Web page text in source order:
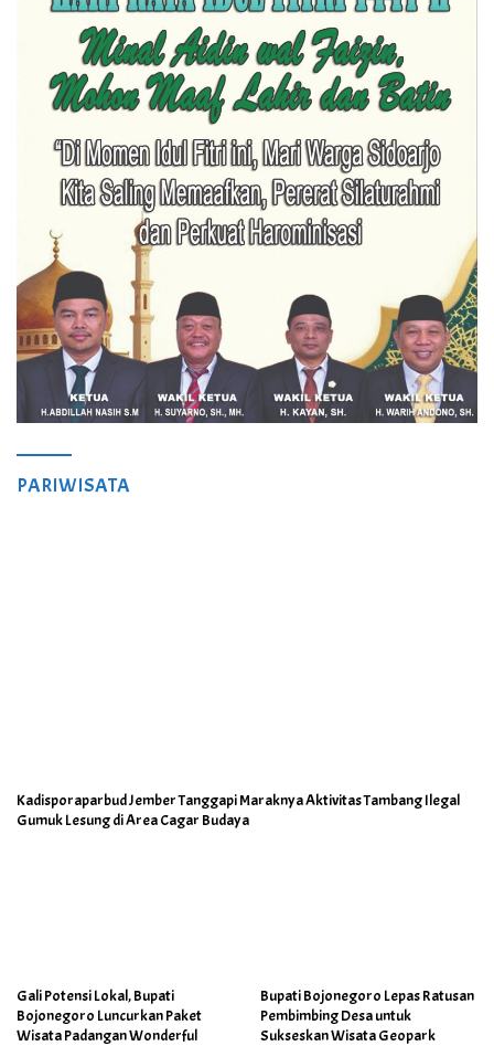
PARIWISATA
Kadisporaparbud Jember Tanggapi Maraknya Aktivitas Tambang Ilegal
Gumuk Lesung di Area Cagar Budaya
Gali Potensi Lokal, Bupati
Bojonegoro Luncurkan Paket
Wisata Padangan Wonderful
Bupati Bojonegoro Lepas Ratusan
Pembimbing Desa untuk
Sukseskan Wisata Geopark